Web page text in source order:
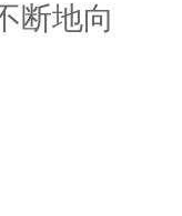
断地向